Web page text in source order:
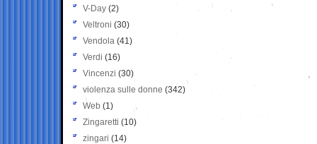
V-Day (2)
Veltroni (30)
Vendola (41)
Verdi (16)
Vincenzi (30)
violenza sulle donne (342)
Web (1)
Zingaretti (10)
zingari (14)